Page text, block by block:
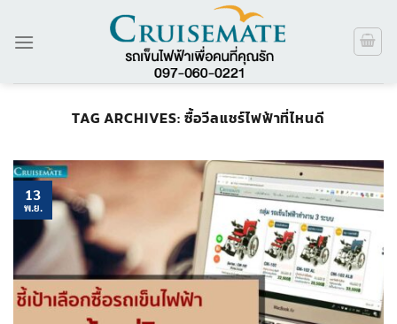
TAG ARCHIVES: ซื้อวีลแชร์ไฟฟ้าที่ไหนดี
13
พ.ย.